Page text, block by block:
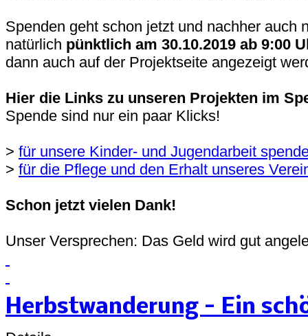
Spenden geht schon jetzt und nachher auch
natürlich pünktlich am 30.10.2019 ab 9:00
dann auch auf der Projektseite angezeigt
Hier die Links zu unseren Projekten im
Spende sind nur ein paar Klicks!
> für unsere Kinder- und Jugendarbeit
> für die Pflege und den Erhalt unseres
Schon jetzt vielen Dank!
Unser Versprechen: Das Geld wird gut
Herbstwanderung - Ein